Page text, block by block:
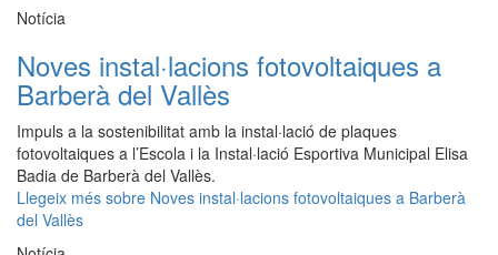
Notícia
Noves instal·lacions fotovoltaiques a
Barberà del Vallès
Impuls a la sostenibilitat amb la instal·lació de plaques
fotovoltaiques a l’Escola i la Instal·lació Esportiva Municipal Elisa
Badia de Barberà del Vallès.
Llegeix més sobre Noves instal·lacions fotovoltaiques a Barberà
del Vallès